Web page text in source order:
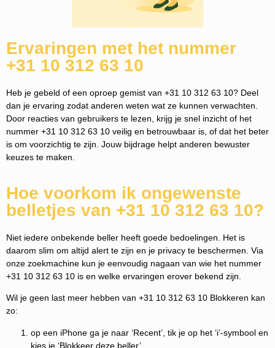
Ervaringen met het nummer
+31 10 312 63 10
Heb je gebeld of een oproep gemist van +31 10 312 63 10? Deel
dan je ervaring zodat anderen weten wat ze kunnen verwachten.
Door reacties van gebruikers te lezen, krijg je snel inzicht of het
nummer +31 10 312 63 10 veilig en betrouwbaar is, of dat het beter
is om voorzichtig te zijn. Jouw bijdrage helpt anderen bewuster
keuzes te maken.
Hoe voorkom ik ongewenste
belletjes van +31 10 312 63 10?
Niet iedere onbekende beller heeft goede bedoelingen. Het is
daarom slim om altijd alert te zijn en je privacy te beschermen. Via
onze zoekmachine kun je eenvoudig nagaan van wie het nummer
+31 10 312 63 10 is en welke ervaringen erover bekend zijn.
Wil je geen last meer hebben van +31 10 312 63 10 Blokkeren kan
zo:
op een iPhone ga je naar ‘Recent’, tik je op het ‘i’-symbool en
kies je ‘Blokkeer deze beller’.